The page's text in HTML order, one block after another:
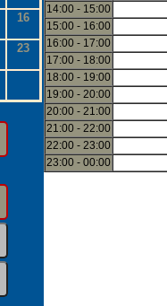
16
23
14:00 - 15:00
15:00 - 16:00
16:00 - 17:00
17:00 - 18:00
18:00 - 19:00
19:00 - 20:00
20:00 - 21:00
21:00 - 22:00
22:00 - 23:00
23:00 - 00:00